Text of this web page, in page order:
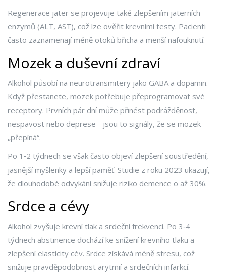
Regenerace jater se projevuje také zlepšením jaterních
enzymů (ALT, AST), což lze ověřit krevními testy. Pacienti
často zaznamenají méně otoků břicha a menší nafouknutí.
Mozek a duševní zdraví
Alkohol působí na neurotransmitery jako GABA a dopamin.
Když přestanete, mozek potřebuje přeprogramovat své
receptory. Prvních pár dní může přinést podrážděnost,
nespavost nebo deprese - jsou to signály, že se mozek
„přepíná“.
Po 1‑2 týdnech se však často objeví zlepšení soustředění,
jasnější myšlenky a lepší paměť. Studie z roku 2023 ukazují,
že dlouhodobé odvykání snižuje riziko demence o až 30%.
Srdce a cévy
Alkohol zvyšuje krevní tlak a srdeční frekvenci. Po 3‑4
týdnech abstinence dochází ke snížení krevního tlaku a
zlepšení elasticity cév. Srdce získává méně stresu, což
snižuje pravděpodobnost arytmií a srdečních infarkcí.